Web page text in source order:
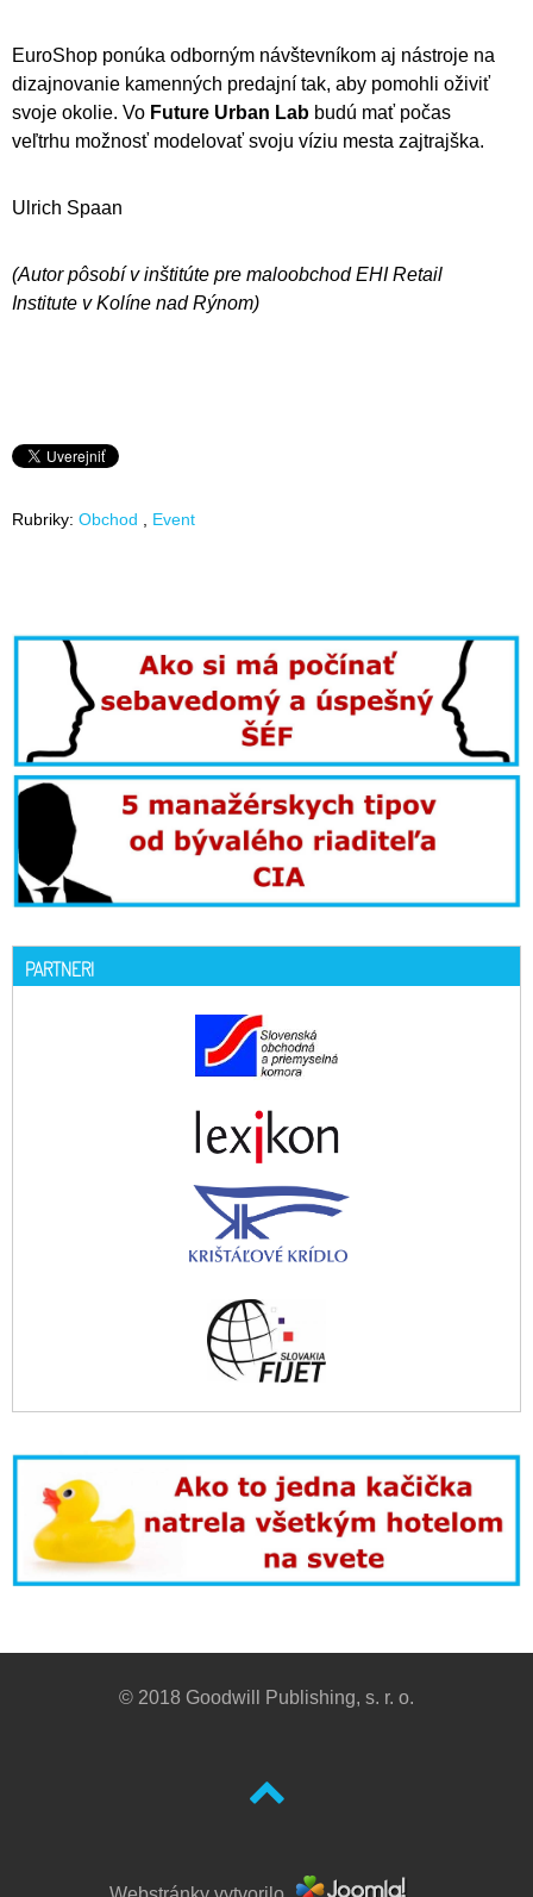
EuroShop ponúka odborným návštevníkom aj nástroje na
dizajnovanie kamenných predajní tak, aby pomohli oživiť
svoje okolie. Vo Future Urban Lab budú mať počas
veľtrhu možnosť modelovať svoju víziu mesta zajtrajška.
Ulrich Spaan
(Autor pôsobí v inštitúte pre maloobchod EHI Retail
Institute v Kolíne nad Rýnom)
Rubriky: Obchod Event
PARTNERI
© 2018 Goodwill Publishing, s. r. o.